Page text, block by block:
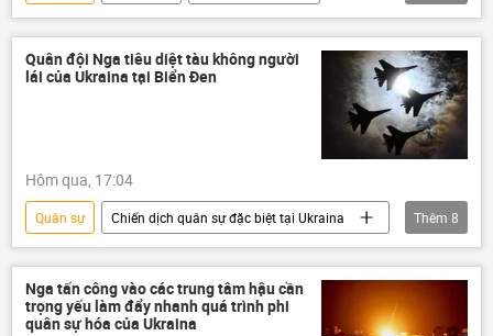
Liên Xô
Thế giới
Biển Barents
Đô đốc Nakhimov
hải quân
Hải quân Nga
tàu sân bay
Quân đội Nga tiêu diệt tàu không người
lái của Ukraina tại Biển Đen
Hôm qua, 17:04
Quân sự
Chiến dịch quân sự đặc biệt tại Ukraina
Thế giới
Nga
Liên bang Nga
Ukraina
Quân đội Ukraina
Cuộc khủng hoảng ở Ukraina
Thêm 8
Nga tấn công vào các trung tâm hậu cần
trọng yếu làm đẩy nhanh quá trình phi
quân sự hóa của Ukraina